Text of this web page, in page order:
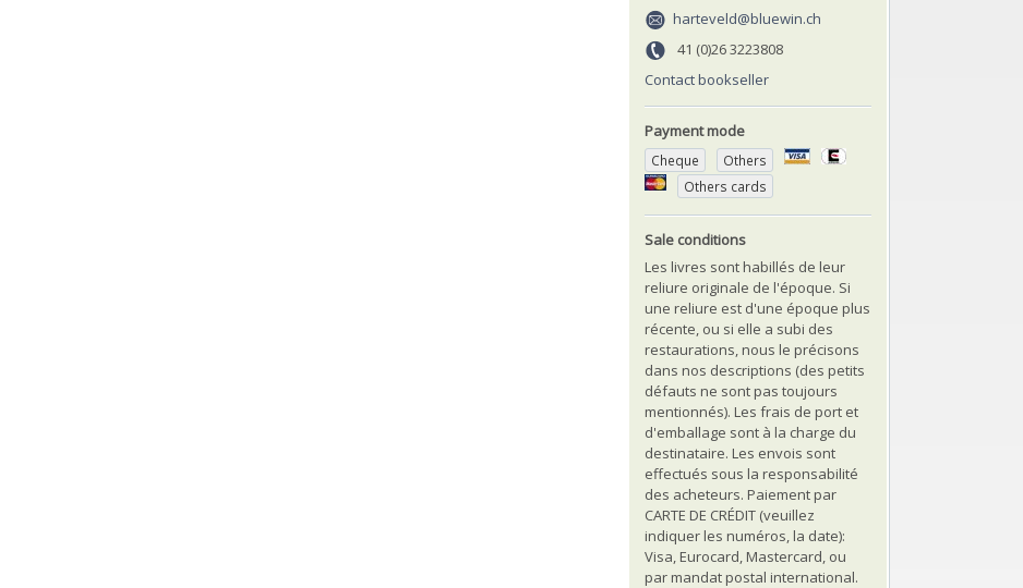
harteveld@bluewin.ch
41 (0)26 3223808
Contact bookseller
Payment mode
Cheque
Others
Others cards
Sale conditions
Les livres sont habillés de leur
reliure originale de l'époque. Si
une reliure est d'une époque plus
récente, ou si elle a subi des
restaurations, nous le précisons
dans nos descriptions (des petits
défauts ne sont pas toujours
mentionnés). Les frais de port et
d'emballage sont à la charge du
destinataire. Les envois sont
effectués sous la responsabilité
des acheteurs. Paiement par
CARTE DE CRÉDIT (veuillez
indiquer les numéros, la date):
Visa, Eurocard, Mastercard, ou
par mandat postal international.